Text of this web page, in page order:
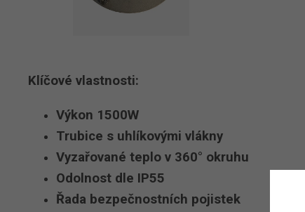
Klíčové vlastnosti:
Výkon 1500W
Trubice s uhlíkovými vlákny
Vyzařované teplo v 360° okruhu
Odolnost dle IP55
Řada bezpečnostních pojistek